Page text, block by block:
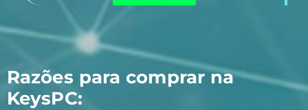
Razões para comprar na
KeysPC: